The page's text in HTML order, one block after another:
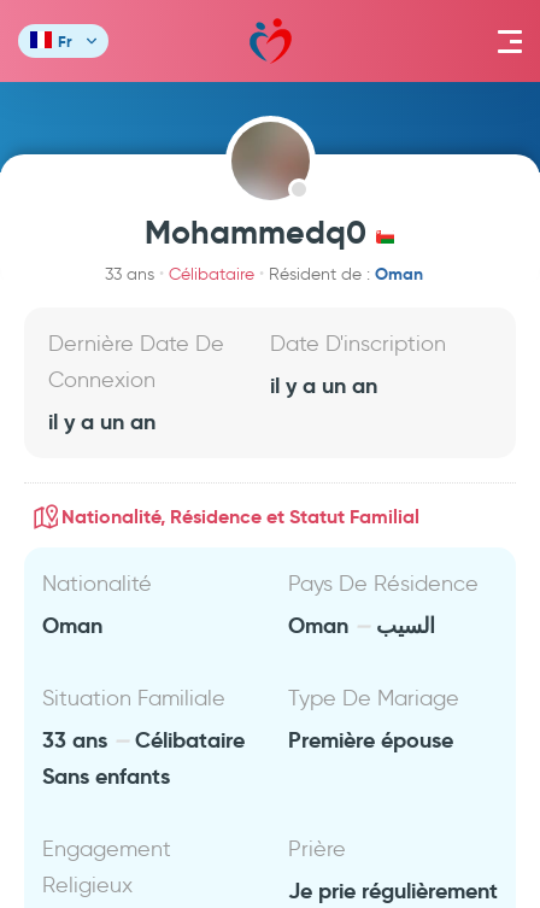
Fr
Mohammedq0
33 ans Célibataire Résident de : Oman
Dernière Date De
Connexion
il y a un an
Date D'inscription
il y a un an
Nationalité, Résidence et Statut Familial
Nationalité
Oman
Pays De Résidence
Oman السيب
Situation Familiale
33 ans
Célibataire
Sans enfants
Type De Mariage
Première épouse
Engagement
Religieux
Prière
Je prie régulièrement